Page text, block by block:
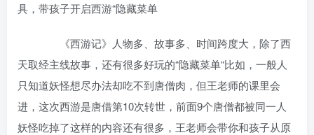
具，带孩子开启西游“隐藏菜单
《西游记》人物多、故事多、时间跨度大，除了西
天取经主线故事，还有很多好玩的“隐藏菜单“比如，一般人
只知道妖怪想尽办法却吃不到唐僧肉，但王老师的课里会
进，这次西游是唐借第10次转世，前面9个唐僧都被同一人
妖怪吃掉了这样的内容还有很多，王老师会带你和孩子从原